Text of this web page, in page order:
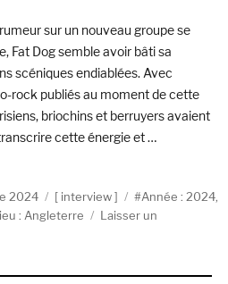
sur un nouveau groupe se
Fat Dog semble avoir bâti sa
scéniques endiablées. Avec
rock publiés au moment de cette
briochins et berruyers avaient
cette énergie et …
: « On ne veut surtout pas tomber
2024 Catégories
interview Étiquettes
Année : 2024
: Angleterre
Laisser un